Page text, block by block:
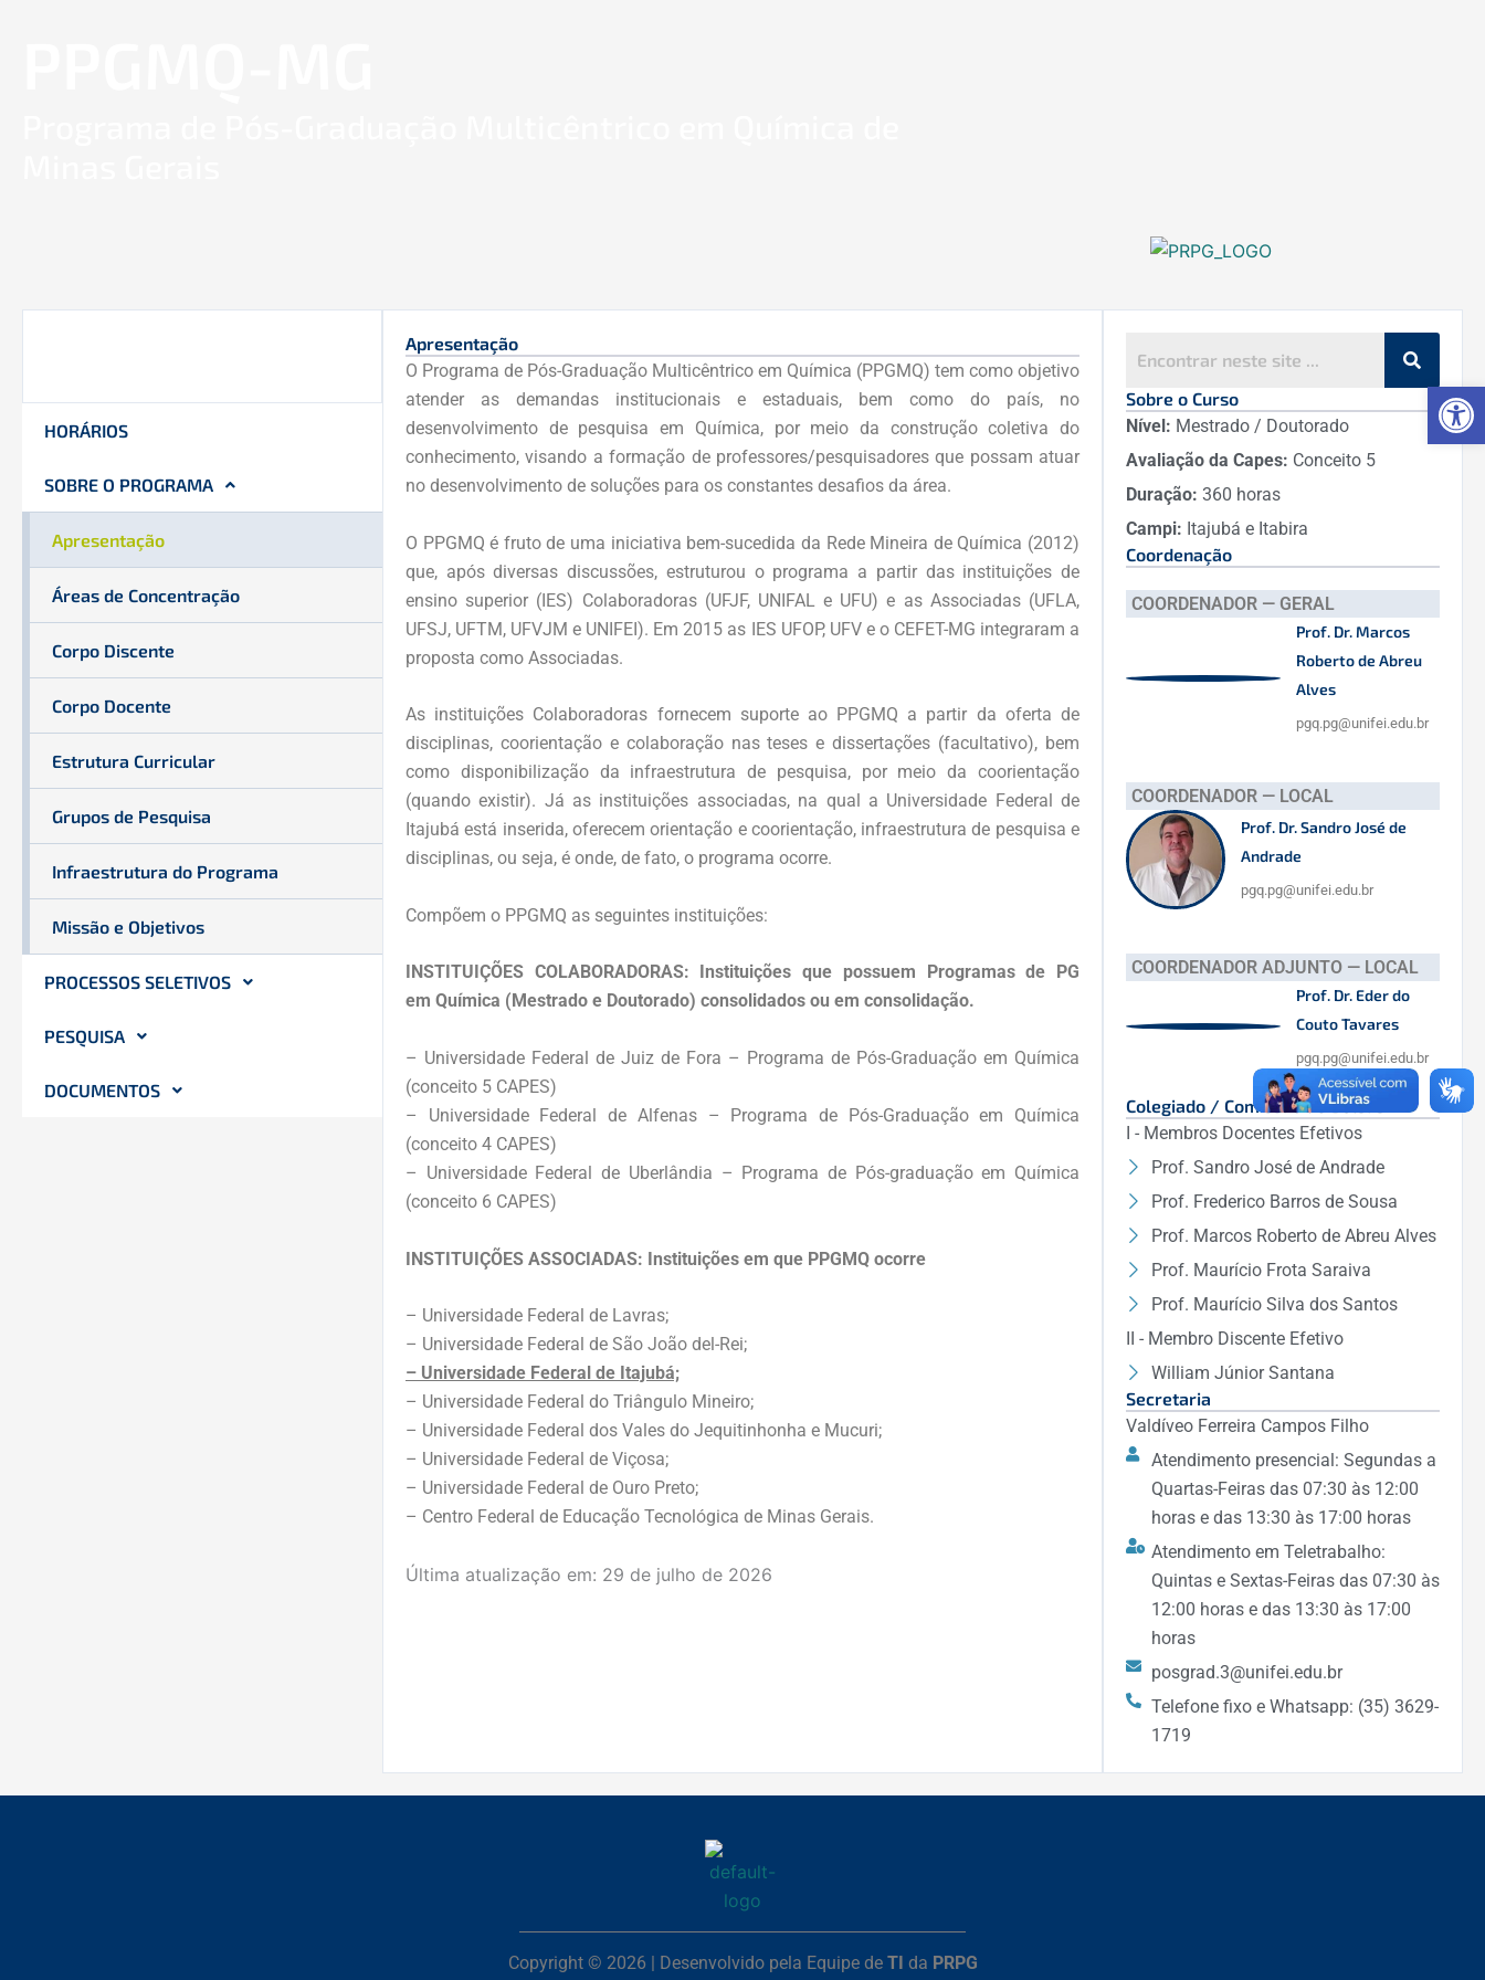
HORÁRIOS
SOBRE O PROGRAMA
Apresentação
Áreas de Concentração
Corpo Discente
Corpo Docente
Estrutura Curricular
Grupos de Pesquisa
Infraestrutura do Programa
Missão e Objetivos
PROCESSOS SELETIVOS
PESQUISA
DOCUMENTOS
Apresentação
O Programa de Pós-Graduação Multicêntrico em Química (PPGMQ) tem como objetivo
atender as demandas institucionais e estaduais, bem como do país, no
desenvolvimento de pesquisa em Química, por meio da construção coletiva do
conhecimento, visando a formação de professores/pesquisadores que possam atuar
no desenvolvimento de soluções para os constantes desafios da área.
O PPGMQ é fruto de uma iniciativa bem-sucedida da Rede Mineira de Química (2012)
que, após diversas discussões, estruturou o programa a partir das instituições de
ensino superior (IES) Colaboradoras (UFJF, UNIFAL e UFU) e as Associadas (UFLA,
UFSJ, UFTM, UFVJM e UNIFEI). Em 2015 as IES UFOP, UFV e o CEFET-MG integraram a
proposta como Associadas.
As instituições Colaboradoras fornecem suporte ao PPGMQ a partir da oferta de
disciplinas, coorientação e colaboração nas teses e dissertações (facultativo), bem
como disponibilização da infraestrutura de pesquisa, por meio da coorientação
(quando existir). Já as instituições associadas, na qual a Universidade Federal de
Itajubá está inserida, oferecem orientação e coorientação, infraestrutura de pesquisa e
disciplinas, ou seja, é onde, de fato, o programa ocorre.
Compõem o PPGMQ as seguintes instituições:
INSTITUIÇÕES COLABORADORAS: Instituições que possuem Programas de PG
em Química (Mestrado e Doutorado) consolidados ou em consolidação.
– Universidade Federal de Juiz de Fora – Programa de Pós-Graduação em Química
(conceito 5 CAPES)
– Universidade Federal de Alfenas – Programa de Pós-Graduação em Química
(conceito 4 CAPES)
– Universidade Federal de Uberlândia – Programa de Pós-graduação em Química
(conceito 6 CAPES)
INSTITUIÇÕES ASSOCIADAS: Instituições em que PPGMQ ocorre
– Universidade Federal de Lavras;
– Universidade Federal de São João del-Rei;
– Universidade Federal de Itajubá;
– Universidade Federal do Triângulo Mineiro;
– Universidade Federal dos Vales do Jequitinhonha e Mucuri;
– Universidade Federal de Viçosa;
– Universidade Federal de Ouro Preto;
– Centro Federal de Educação Tecnológica de Minas Gerais.
Última atualização em: 29 de julho de 2026
Sobre o Curso
Nível: Mestrado / Doutorado
Avaliação da Capes: Conceito 5
Duração: 360 horas
Campi: Itajubá e Itabira
Coordenação
COORDENADOR — GERAL
Prof. Dr. Marcos
Roberto de Abreu
Alves
pgq.pg@unifei.edu.br
COORDENADOR — LOCAL
Prof. Dr. Sandro José de
Andrade
pgq.pg@unifei.edu.br
COORDENADOR ADJUNTO — LOCAL
Prof. Dr. Eder do
Couto Tavares
pgq.pg@unifei.edu.br
Colegiado / Comissão de Bolsas
I - Membros Docentes Efetivos
Prof. Sandro José de Andrade
Prof. Frederico Barros de Sousa
Prof. Marcos Roberto de Abreu Alves
Prof. Maurício Frota Saraiva
Prof. Maurício Silva dos Santos
II - Membro Discente Efetivo
William Júnior Santana
Secretaria
Valdíveo Ferreira Campos Filho
Atendimento presencial: Segundas a
Quartas-Feiras das 07:30 às 12:00
horas e das 13:30 às 17:00 horas
Atendimento em Teletrabalho:
Quintas e Sextas-Feiras das 07:30 às
12:00 horas e das 13:30 às 17:00
horas
posgrad.3@unifei.edu.br
Telefone fixo e Whatsapp: (35) 3629-
1719
Copyright © 2026 | Desenvolvido pela Equipe de TI da PRPG